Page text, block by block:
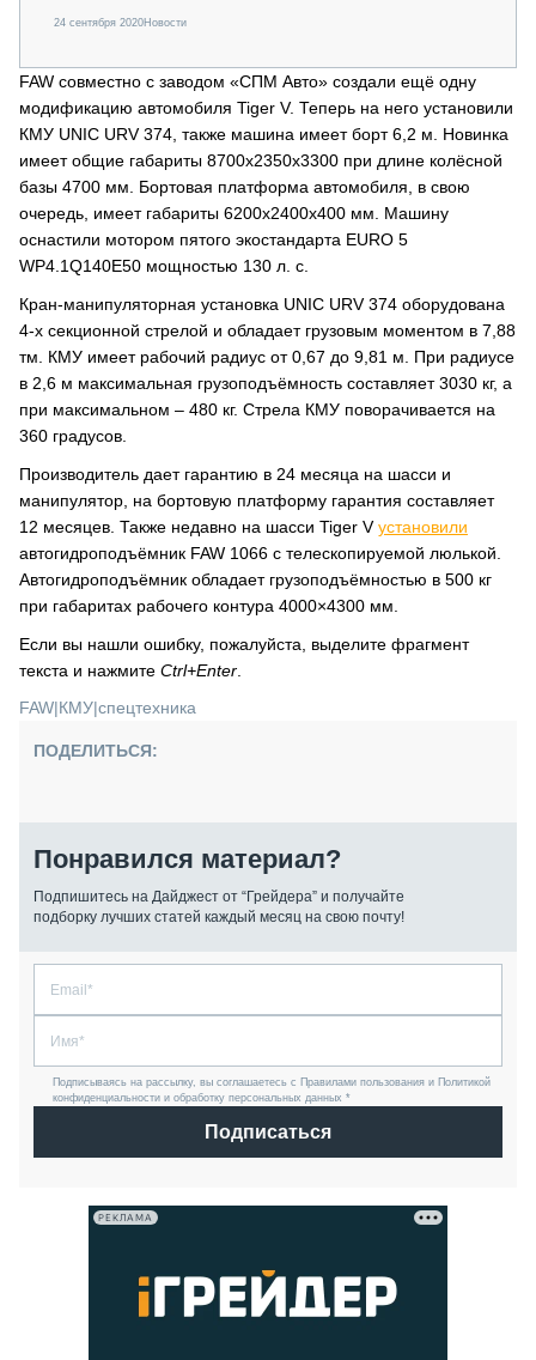
24 сентября 2020Новости
FAW совместно с заводом «СПМ Авто» создали ещё одну
модификацию автомобиля Tiger V. Теперь на него установили
КМУ UNIC URV 374, также машина имеет борт 6,2 м. Новинка
имеет общие габариты 8700x2350x3300 при длине колёсной
базы 4700 мм. Бортовая платформа автомобиля, в свою
очередь, имеет габариты 6200x2400x400 мм. Машину
оснастили мотором пятого экостандарта EURO 5
WP4.1Q140E50 мощностью 130 л. с.
Кран-манипуляторная установка UNIC URV 374 оборудована
4-х секционной стрелой и обладает грузовым моментом в 7,88
тм. КМУ имеет рабочий радиус от 0,67 до 9,81 м. При радиусе
в 2,6 м максимальная грузоподъёмность составляет 3030 кг, а
при максимальном – 480 кг. Стрела КМУ поворачивается на
360 градусов.
Производитель дает гарантию в 24 месяца на шасси и
манипулятор, на бортовую платформу гарантия составляет
12 месяцев. Также недавно на шасси Tiger Vустановили
автогидроподъёмник FAW 1066 с телескопируемой люлькой.
Автогидроподъёмник обладает грузоподъёмностью в 500 кг
при габаритах рабочего контура 4000×4300 мм.
Если вы нашли ошибку, пожалуйста, выделите фрагмент
текста и нажмите Ctrl+Enter
FAW|КМУ|спецтехника
ПОДЕЛИТЬСЯ:
Понравился материал?
Подпишитесь на Дайджест от “Грейдера” и получайте
подборку лучших статей каждый месяц на свою почту!
Подписываясь на рассылку, вы соглашаетесь с Правилами пользования и Политикой
конфиденциальности и обработку персональных данных *
Подписаться
РЕКЛАМА